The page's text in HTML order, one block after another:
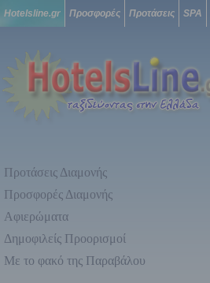
Hotelsline.gr Προσφορές Προτάσεις SPA
Προτάσεις Διαμονής
Προσφορές Διαμονής
Αφιερώματα
Δημοφιλείς Προορισμοί
Με το φακό της Παραβάλου